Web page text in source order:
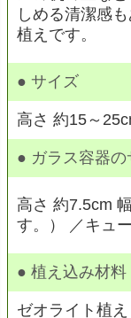
しめる清潔感
植えです。
● サイズ
高さ 約15～
● ガラス容器の
高さ 約7.5cm
す。） ／キュ
● 植え込み材料
ゼオライト植